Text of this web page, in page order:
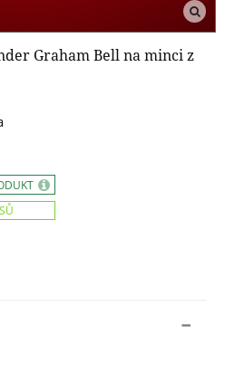
Graham Bell na minci z